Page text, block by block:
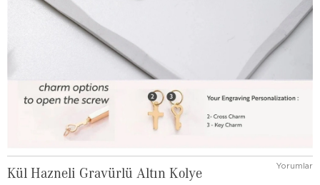
Kül Hazneli Gravürlü Altın Kolye Yorumlar